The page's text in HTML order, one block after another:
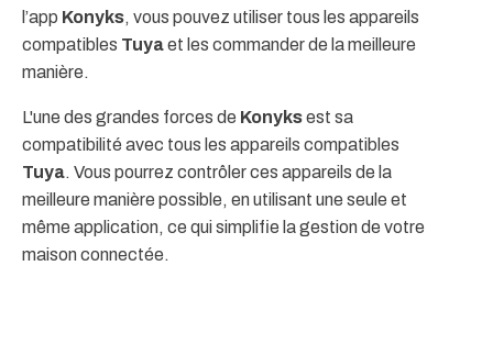
l’app Konyks, vous pouvez utiliser tous les appareils
compatibles Tuyaet les commander de la meilleure
manière.
L'une des grandes forces de Konyksest sa
compatibilité avec tous les appareils compatibles
Tuya. Vous pourrez contrôler ces appareils de la
meilleure manière possible, en utilisant une seule et
même application, ce qui simplifie la gestion de votre
maison connectée.